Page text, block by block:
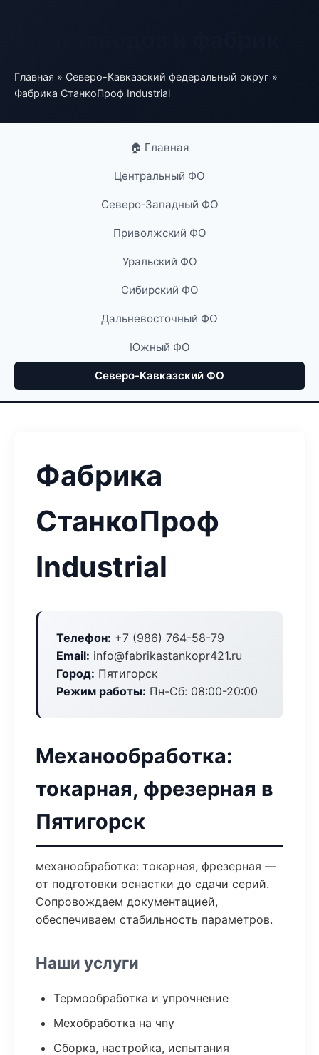
Главная » Северо-Кавказский федеральный округ »
Фабрика СтанкоПроф Industrial
🏠 Главная
Центральный ФО
Северо-Западный ФО
Приволжский ФО
Уральский ФО
Сибирский ФО
Дальневосточный ФО
Южный ФО
Северо-Кавказский ФО
Фабрика
СтанкоПроф
Industrial
Телефон: +7 (986) 764-58-79
Email: info@fabrikastankopr421.ru
Город: Пятигорск
Режим работы: Пн-Сб: 08:00-20:00
Механообработка:
токарная, фрезерная в
Пятигорск
механообработка: токарная, фрезерная —
от подготовки оснастки до сдачи серий.
Сопровождаем документацией,
обеспечиваем стабильность параметров.
Наши услуги
Термообработка и упрочнение
Мехобработка на чпу
Сборка, настройка, испытания